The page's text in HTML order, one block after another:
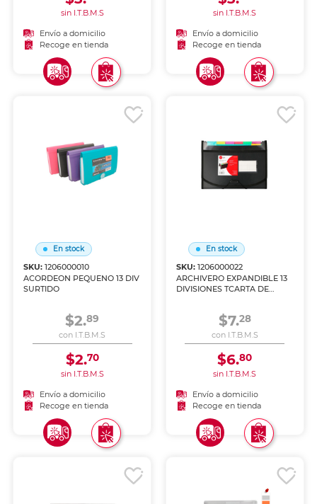
sin I.T.B.M.S
Envío a domicilio
Recoge en tienda
sin I.T.B.M.S
Envío a domicilio
Recoge en tienda
En stock
SKU:1206000010
ACORDEON PEQUENO 13 DIV
SURTIDO
$2.89
con I.T.B.M.S
$2.70
sin I.T.B.M.S
Envío a domicilio
Recoge en tienda
En stock
SKU: 1206000022
ARCHIVERO EXPANDIBLE 13
DIVISIONES TCARTA DE
$7.28
con I.T.B.M.S
$6.80
sin I.T.B.M.S
Envío a domicilio
Recoge en tienda